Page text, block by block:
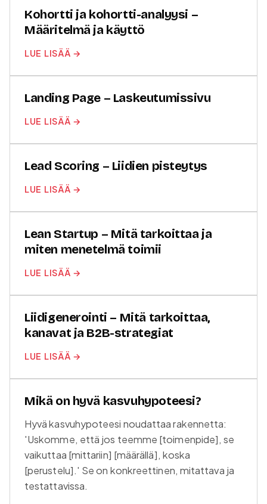
Kohortti ja kohortti-analyysi –
Määritelmä ja käyttö
LUE LISÄÄ →
Landing Page – Laskeutumissivu
LUE LISÄÄ →
Lead Scoring – Liidien pisteytys
LUE LISÄÄ →
Lean Startup – Mitä tarkoittaa ja
miten menetelmä toimii
LUE LISÄÄ →
Liidigenerointi – Mitä tarkoittaa,
kanavat ja B2B-strategiat
LUE LISÄÄ →
Mikä on hyvä kasvuhypoteesi?
Hyvä kasvuhypoteesi noudattaa rakennetta:
'Uskomme, että jos teemme [toimenpide], se
vaikuttaa [mittariin] [määrällä], koska
[perustelu].' Se on konkreettinen, mitattava ja
testattavissa.